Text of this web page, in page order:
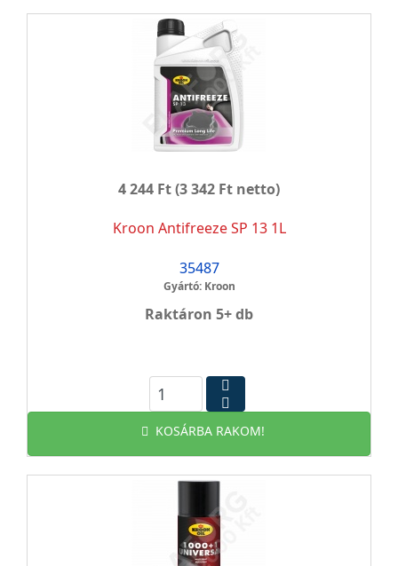
4 244 Ft(3 342 Ft netto)
Kroon Antifreeze SP 13 1L
35487
Gyártó: Kroon
Raktáron 5+ db
KOSÁRBA RAKOM!